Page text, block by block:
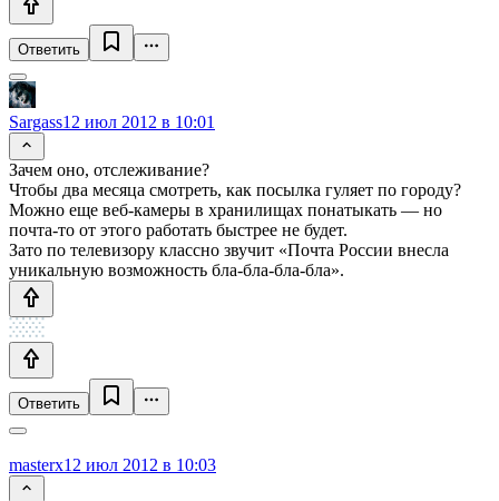
Ответить
Sargass12 июл 2012 в 10:01
Зачем оно, отслеживание?
Чтобы два месяца смотреть, как посылка гуляет по городу?
Можно еще веб-камеры в хранилищах понатыкать — но
почта-то от этого работать быстрее не будет.
Зато по телевизору классно звучит «Почта России внесла
уникальную возможность бла-бла-бла-бла».
Ответить
masterx12 июл 2012 в 10:03